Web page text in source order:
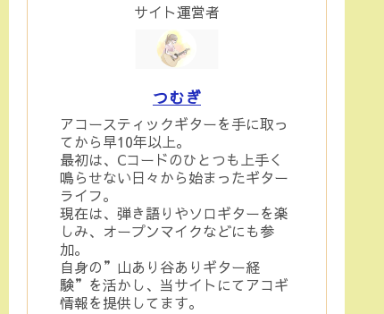
サイト運営者
つむぎ
アコースティックギターを手に取っ
てから早10年以上。
最初は、Cコードのひとつも上手く
鳴らせない日々から始まったギター
ライフ。
現在は、弾き語りやソロギターを楽
しみ、オープンマイクなどにも参
加。
自身の”山あり谷ありギター経
験”を活かし、当サイトにてアコギ
情報を提供してます。